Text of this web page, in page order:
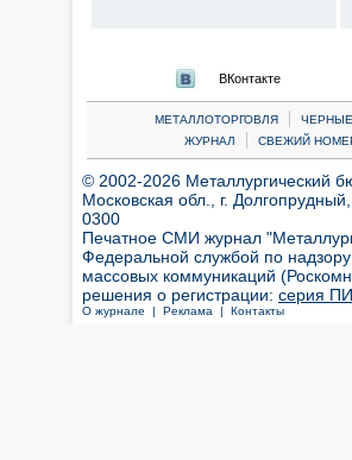
ВКонтакте
МЕТАЛЛОТОРГОВЛЯ |
ЖУРНАЛ
| СВЕЖИЙ
© 2002-2026 Металлургический
Московская обл., г.
0300
Печатное СМИ журнал
Федеральной службой по
массовых коммуникаций
решения о регистрации: серия
О журнале | Реклама | Контакты